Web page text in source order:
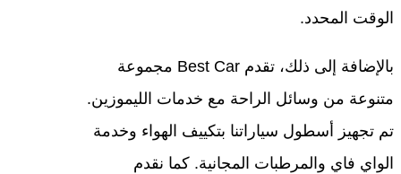
الوقت المحدد.
بالإضافة إلى ذلك، تقدم Best Car مجموعة
متنوعة من وسائل الراحة مع خدمات الليموزين.
تم تجهيز أسطول سياراتنا بتكييف الهواء وخدمة
الواي فاي والمرطبات المجانية. كما نقدم